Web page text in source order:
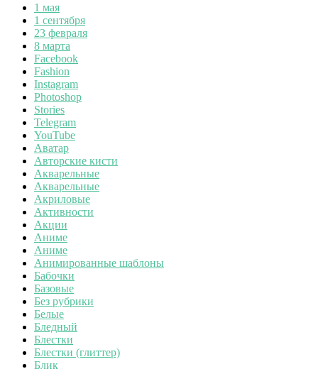
1 мая
1 сентября
23 февраля
8 марта
Facebook
Fashion
Instagram
Photoshop
Stories
Telegram
YouTube
Аватар
Авторские кисти
Акварельные
Акварельные
Акриловые
Активности
Акции
Аниме
Аниме
Анимированные шаблоны
Бабочки
Базовые
Без рубрики
Белые
Бледный
Блестки
Блестки (глиттер)
Блик